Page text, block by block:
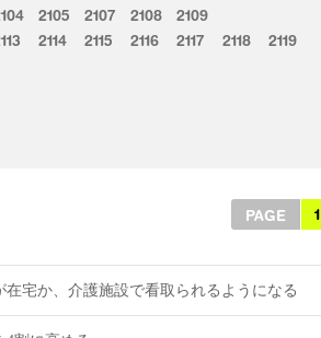
2105 2107 2108
2109
2114 2115 2116 2117 2118
2119
PAGE 1
在宅か、介護施設で看取られるようになる